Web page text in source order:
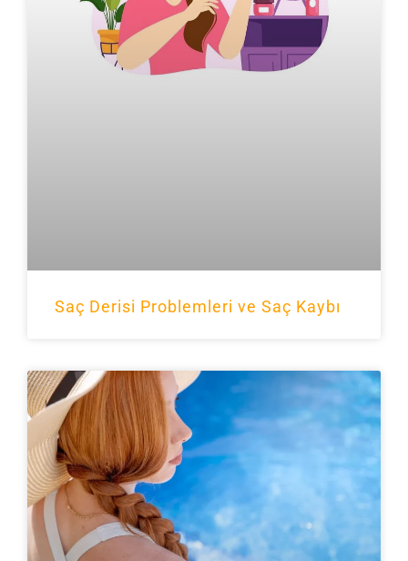
Saç Derisi Problemleri ve Saç Kaybı